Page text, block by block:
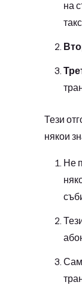
на
Тези
някои
Не